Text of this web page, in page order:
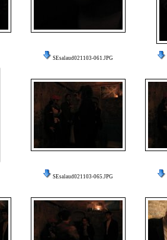
SEsalaud021103-061.JPG
SEsalaud021103-065.JPG